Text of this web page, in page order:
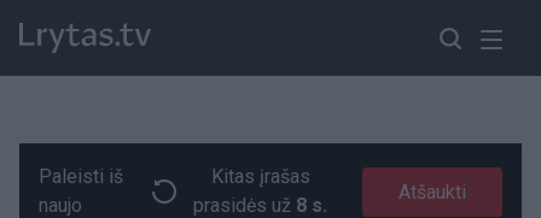
Paremkite Ukrainą
Paleisti iš
naujo
Kitas įrašas
prasidės už 7 s.
Atšaukti